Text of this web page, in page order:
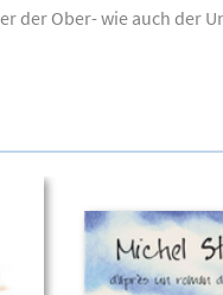
der Ober- wie auch der